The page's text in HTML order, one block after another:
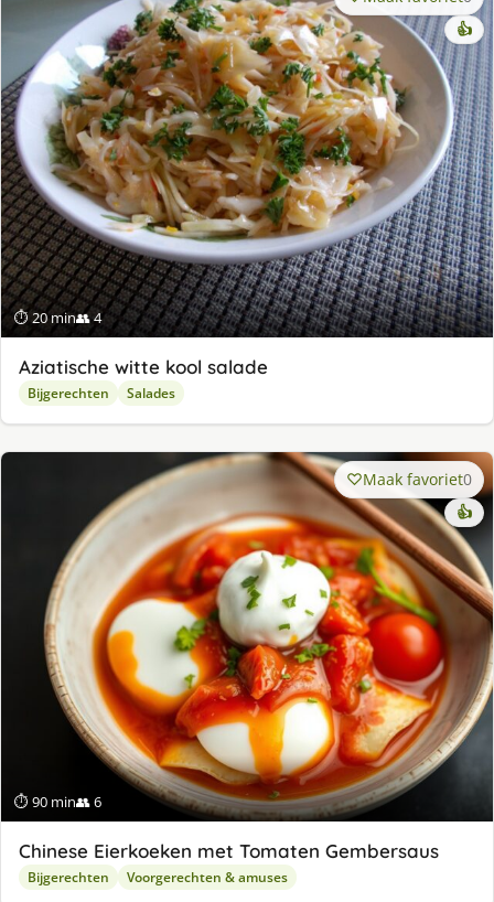
⏱ 20 min👥 4
👍
Aziatische witte kool salade
Bijgerechten Salades
⏱ 90 min👥 6
Maak favoriet0
👍
Chinese Eierkoeken met Tomaten Gembersaus
Bijgerechten Voorgerechten & amuses